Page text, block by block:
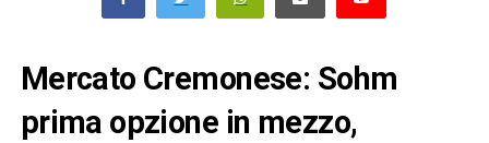
Mercato Cremonese: Sohm
prima opzione in mezzo,